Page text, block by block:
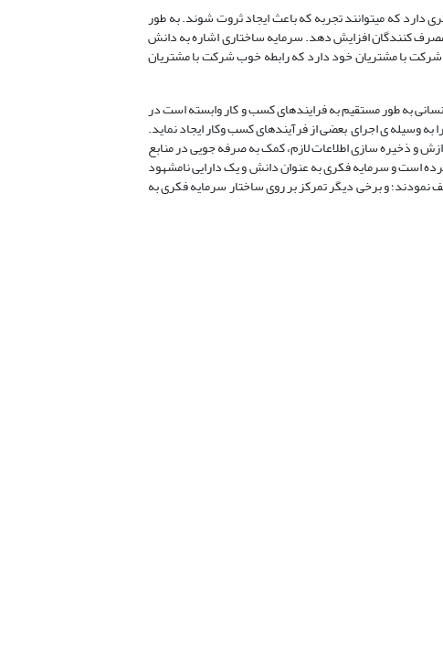
دارد که می­توانند تجربه که باعث ایجاد ثروت شوند. به طور
مصرف کنندگان افزایش دهد. سرمایه ساختاری اشاره به دانش
با مشتریان خود دارد که رابطه خوب شرکت با مشتریان
به طور مستقیم به فرایندهای کسب و کار وابسته است در
به وسیله ی اجرای بعضی از فرآیندهای کسب وکار ایجاد نماید.
و ذخیره سازی اطلاعات لازم، کمک به صرفه جویی در منابع
است و سرمایه فکری به عنوان دانش و یک دارایی نامشهود
و برخی دیگر تمرکز بر روی ساختار سرمایه فکری به